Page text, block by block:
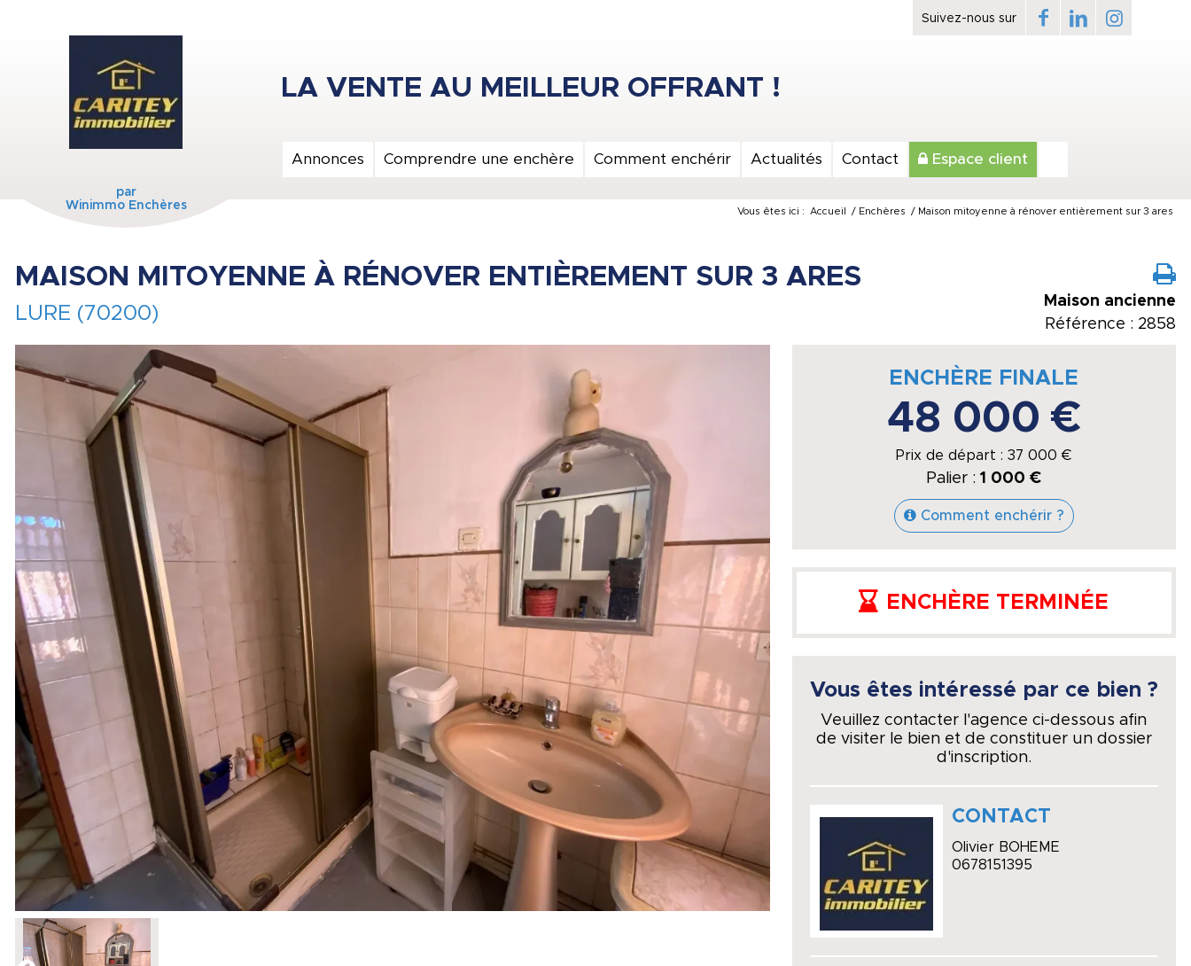
par
Winimmo Enchères
Annonces Comprendre une enchère Comment enchérir Actualités Contact Espace client
Vous êtes ici : Accueil / Enchères / Maison mitoyenne à rénover entièrement sur 3 ares
MAISON MITOYENNE À RÉNOVER ENTIÈREMENT SUR 3 ARES
LURE (70200)
Maison ancienne
Référence : 2858
ENCHÈRE FINALE
48 000 €
Prix de départ :37 000 €
Palier :1 000 €
Comment enchérir ?
ENCHÈRE TERMINÉE
Vous êtes intéressé par ce bien ?
Veuillez contacter l'agence ci-dessous afin
de visiter le bien et de constituer un dossier
d'inscription.
CONTACT
Olivier BOHEME
0678151395